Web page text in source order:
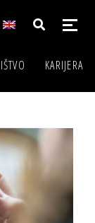
KARIJERA